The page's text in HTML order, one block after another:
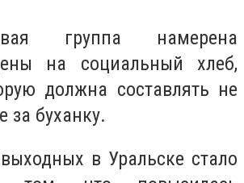
группа намерена
на социальный хлеб,
должна составлять не
за буханку.
в Уральске стало